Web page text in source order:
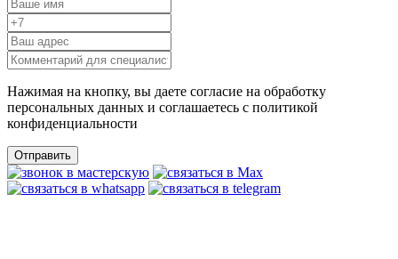
Нажимая на кнопку, вы даете согласие на обработку
персональных данных и соглашаетесь c политикой
конфиденциальности
Отправить